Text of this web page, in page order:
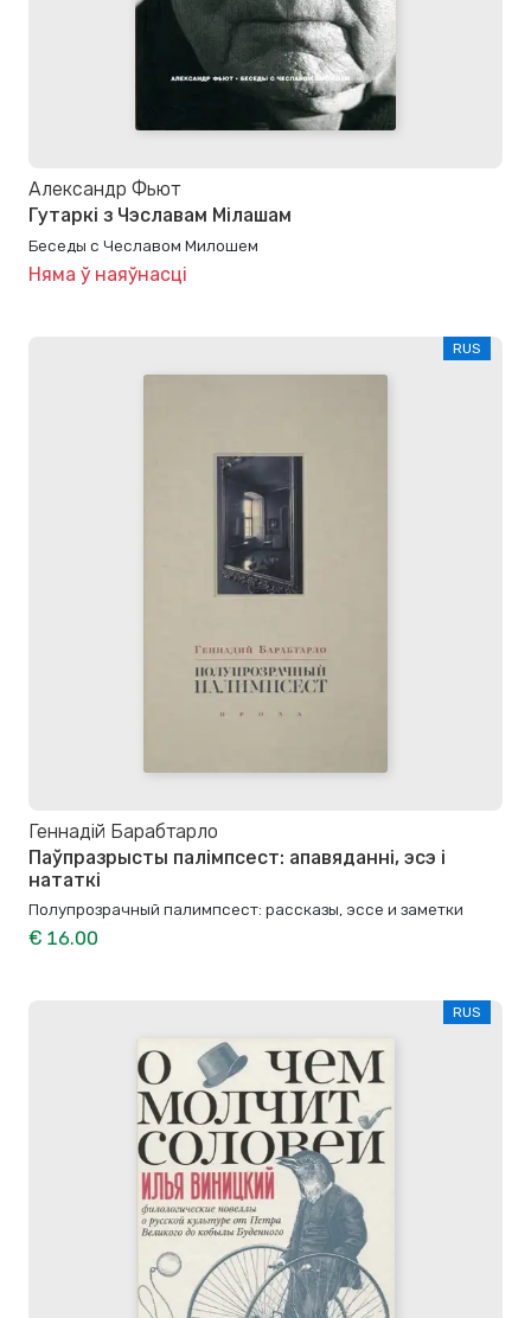
Александр Фьют
Гутаркі з Чэславам Мілашам
Беседы с Чеславом Милошем
Няма ў наяўнасці
RUS
Геннадій Барабтарло
Паўпразрысты палімпсест: апавяданні, эсэ і
нататкі
Полупрозрачный палимпсест: рассказы, эссе и заметки
€ 16.00
RUS